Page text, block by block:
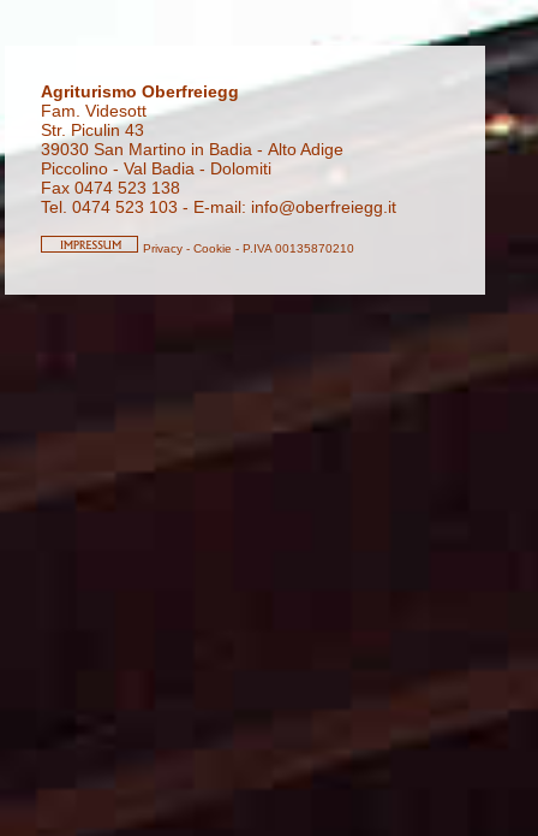
Agriturismo Oberfreiegg
Fam. Videsott
Str. Piculin 43
39030 San Martino in Badia - Alto Adige
Piccolino - Val Badia - Dolomiti
Fax 0474 523 138
Tel. 0474 523 103 - E-mail: info@oberfreiegg.it
Privacy - Cookie - P.IVA 00135870210